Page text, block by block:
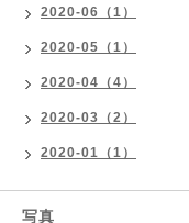
2020-06（1）
2020-05（1）
2020-04（4）
2020-03（2）
2020-01（1）
写真